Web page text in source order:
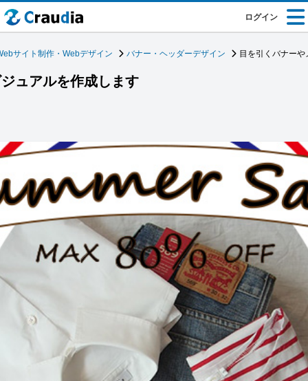
ログイン
サイト制作・Webデザイン バナー・ヘッダーデザイン 目を引くバナー
ュアルを作成します